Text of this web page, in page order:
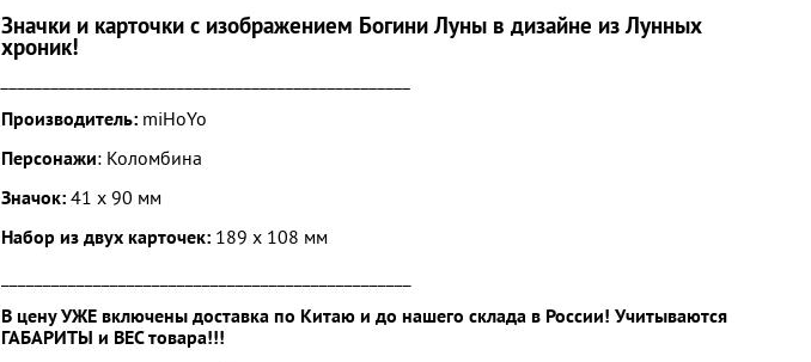
Значки и карточки с изображением Богини Луны в дизайне из Лунных
хроник!
Производитель: miHoYo
Персонажи: Коломбина
Значок: 41 х 90 мм
Набор из двух карточек: 189 х 108 мм
В цену УЖЕ включены доставка по Китаю и до нашего склада в России! Учитываются
ГАБАРИТЫ и ВЕС товара!!!